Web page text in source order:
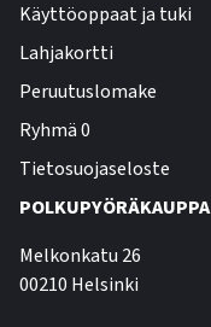
Käyttöoppaat ja tuki
Lahjakortti
Peruutuslomake
Ryhmä 0
Tietosuojaseloste
POLKUPYÖRÄKAUPPA
Melkonkatu 26
00210 Helsinki